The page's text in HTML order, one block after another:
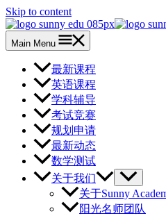
Skip to content
Main Menu
最新课程
英语课程
学科辅导
考试竞赛
规划申请
最新动态
数学测试
关于我们
关于Sunny
阳光名师团队